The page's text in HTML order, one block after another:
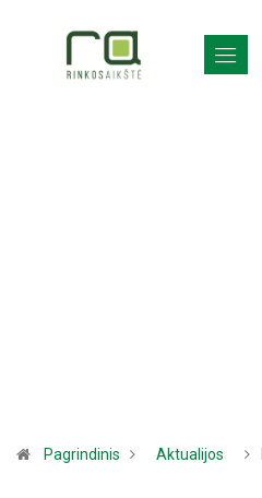
Pagrindinis Aktualijos